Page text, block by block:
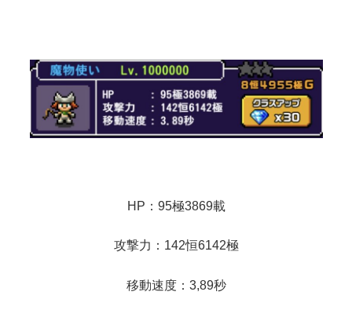
HP：95極3869載
攻撃力：142恒6142極
移動速度：3,89秒